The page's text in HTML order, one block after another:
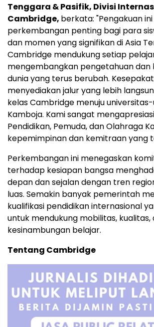
Tenggara & Pasifik, Divisi
Cambridge, berkata: "Pengakuan
perkembangan penting bagi para
dan momen yang signifikan diAsia
Cambridge mendukung setiap
mengembangkan pengetahuan dan
dunia yang terus berubah.
menyediakan jalur yang lebih
kelasCambridge menuju
Kamboja. Kami sangat
Pendidikan, Pemuda, dan Olahraga
kepemimpinan dan kemitraan yang
Perkembangan ini menegaskan
terhadap kesiapan bangsa
depan dan sejalan dengan tren
luas. Semakin banyak pemerintah
kualifikasi pendidikan internasional
untuk mendukung mobilitas, kualitas,
kesinambungan belajar.
Tentang Cambridge